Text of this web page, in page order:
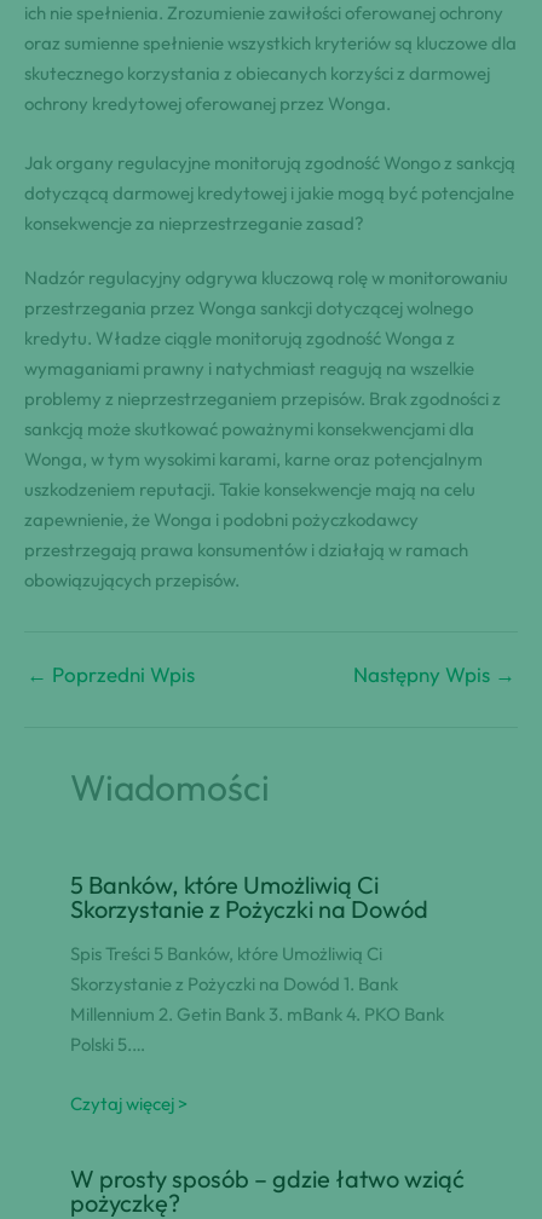
ich nie spełnienia. Zrozumienie zawiłości oferowanej ochrony
oraz sumienne spełnienie wszystkich kryteriów są kluczowe dla
skutecznego korzystania z obiecanych korzyści z darmowej
ochrony kredytowej oferowanej przez Wonga.
Jak organy regulacyjne monitorują zgodność Wongo z sankcją
dotyczącą darmowej kredytowej i jakie mogą być potencjalne
konsekwencje za nieprzestrzeganie zasad?
Nadzór regulacyjny odgrywa kluczową rolę w monitorowaniu
przestrzegania przez Wonga sankcji dotyczącej wolnego
kredytu. Władze ciągle monitorują zgodność Wonga z
wymaganiami prawny i natychmiast reagują na wszelkie
problemy z nieprzestrzeganiem przepisów. Brak zgodności z
sankcją może skutkować poważnymi konsekwencjami dla
Wonga, w tym wysokimi karami, karne oraz potencjalnym
uszkodzeniem reputacji. Takie konsekwencje mają na celu
zapewnienie, że Wonga i podobni pożyczkodawcy
przestrzegają prawa konsumentów i działają w ramach
obowiązujących przepisów.
← Poprzedni Wpis Następny Wpis →
Wiadomości
5 Banków, które Umożliwią Ci
Skorzystanie z Pożyczki na Dowód
Spis Treści 5 Banków, które Umożliwią Ci
Skorzystanie z Pożyczki na Dowód 1. Bank
Millennium 2. Getin Bank 3. mBank 4. PKO Bank
Polski 5.…
Czytaj więcej >
W prosty sposób – gdzie łatwo wziąć
pożyczkę?